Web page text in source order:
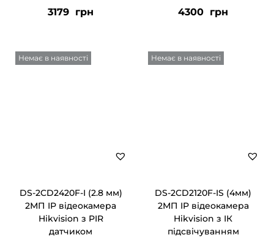
3179 грн 4300 грн
Немає в наявності
DS-2CD2420F-I (2.8 мм)
2МП IP відеокамера
Hikvision з PIR
датчиком
Немає в наявності
DS-2CD2120F-IS (4мм)
2МП IP відеокамера
Hikvision з ІК
підсвічуванням